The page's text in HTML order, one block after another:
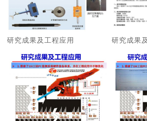
研究成果及工程应用 研究成果